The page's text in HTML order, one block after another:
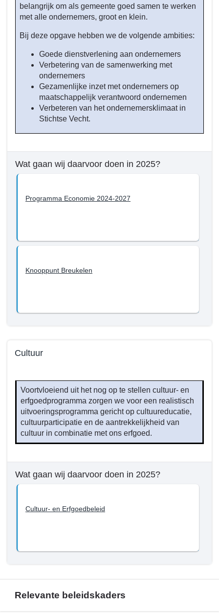
economie
arbeidsmarkt
belangrijk om als gemeente goed samen te werken
met alle ondernemers, groot en klein.
Bij deze opgave hebben we de volgende ambities:
Goede dienstverlening aan ondernemers
Verbetering van de samenwerking met
ondernemers
Gezamenlijke inzet met ondernemers op
maatschappelijk verantwoord ondernemen
Verbeteren van het ondernemersklimaat in
Stichtse Vecht.
Wat gaan wij daarvoor doen in 2025?
Programma Economie 2024-2027
Knooppunt Breukelen
Cultuur
naar
navigatie
programma
willen
we
2026?
Voortvloeiend uit het nog op te stellen cultuur- en
erfgoedprogramma zorgen we voor een realistisch
uitvoeringsprogramma gericht op cultuureducatie,
cultuurparticipatie en de aantrekkelijkheid van
cultuur in combinatie met ons erfgoed.
Wat gaan wij daarvoor doen in 2025?
Cultuur- en Erfgoedbeleid
Relevante beleidskaders